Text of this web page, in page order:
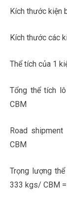
Kích thước kiện
Kích thước các
Thể tích của 1
Tổng thể tích
CBM
Road
CBM
Trọng lượng
333 kgs/ CBM